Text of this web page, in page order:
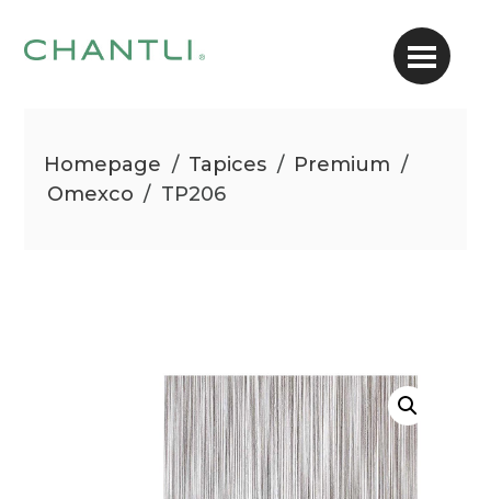
Homepage / Tapices / Premium /
Omexco / TP206